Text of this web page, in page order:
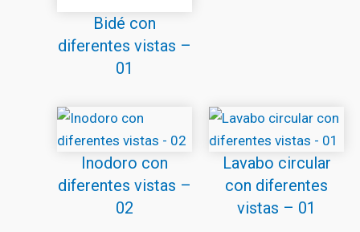
Bidé con
diferentes vistas –
01
Inodoro con
diferentes vistas –
02
Lavabo circular
con diferentes
vistas – 01